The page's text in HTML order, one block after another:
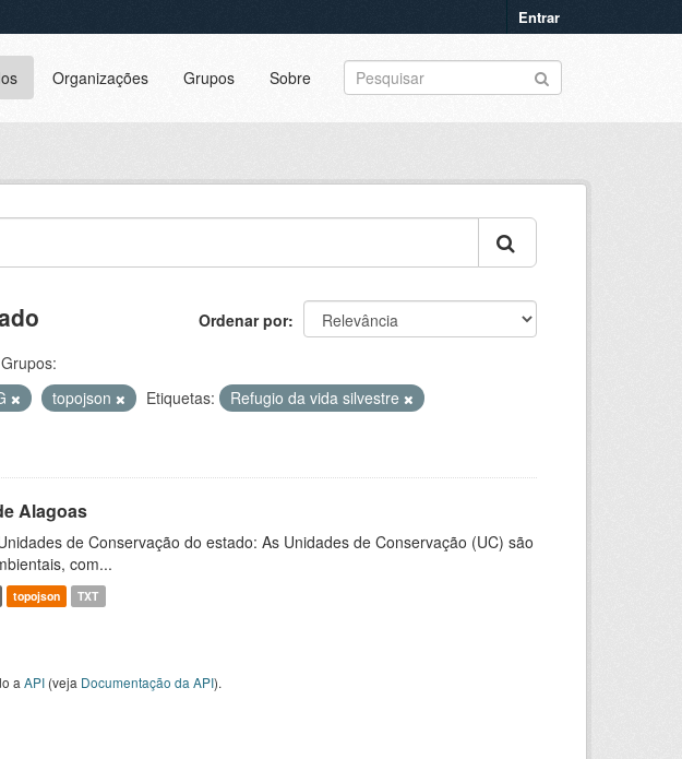
Entrar
Organizações Grupos Sobre
Ordenar por
Grupos:
topojson Etiquetas:
Refugio da vida silvestre
Alagoas
de Conservação do estado: As Unidades de Conservação (UC) são
com...
topojson TXT
a API (veja Documentação da API).